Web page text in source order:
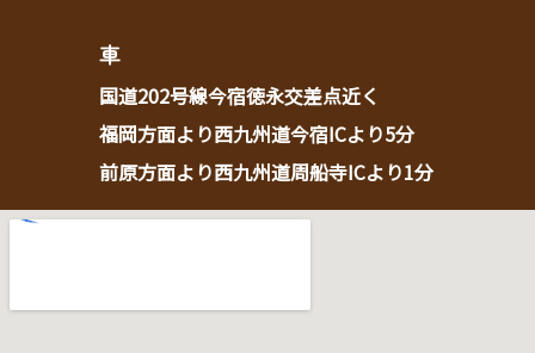
車
国道202号線今宿徳永交差点近く
福岡方面より西九州道今宿ICより5分
前原方面より西九州道周船寺ICより1分